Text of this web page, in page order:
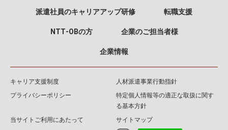
派遣社員のキャリアアップ研修 転職支援
NTT‐OBの方 企業のご担当者様
企業情報
キャリア支援制度
人材派遣事業行動指針
プライバシーポリシー
特定個人情報等の適正な取扱に関す
る基本方針
当サイトご利用にあたって
サイトマップ